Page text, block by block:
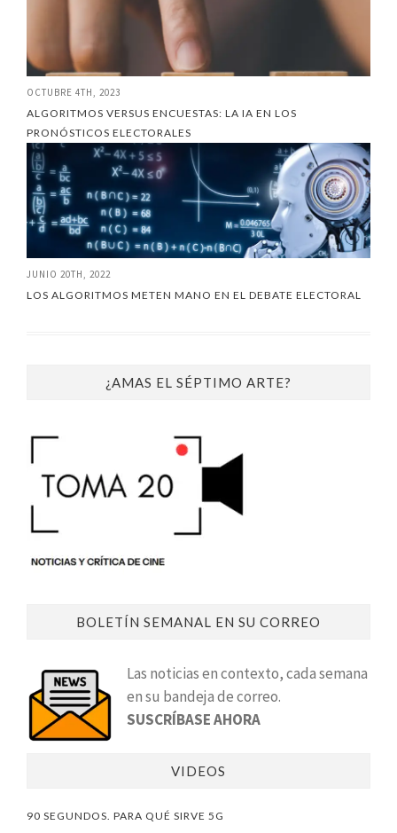
OCTUBRE 4TH, 2023
ALGORITMOS VERSUS ENCUESTAS: LA IA EN LOS
PRONÓSTICOS ELECTORALES
JUNIO 20TH, 2022
LOS ALGORITMOS METEN MANO EN EL DEBATE ELECTORAL
¿AMAS EL SÉPTIMO ARTE?
BOLETÍN SEMANAL EN SU CORREO
Las noticias en contexto, cada semana
en su bandeja de correo.
SUSCRÍBASE AHORA
VIDEOS
90 SEGUNDOS. PARA QUÉ SIRVE 5G